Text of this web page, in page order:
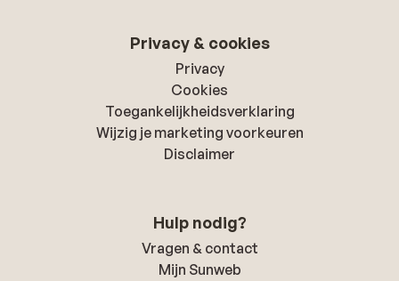
Privacy & cookies
Privacy
Cookies
Toegankelijkheidsverklaring
Wijzig je marketing voorkeuren
Disclaimer
Hulp nodig?
Vragen & contact
Mijn Sunweb